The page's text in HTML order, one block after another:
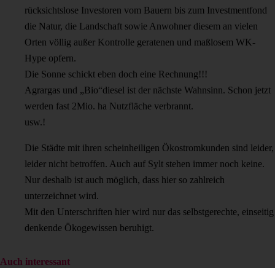
rücksichtslose Investoren vom Bauern bis zum Investmentfond
die Natur, die Landschaft sowie Anwohner diesem an vielen
Orten völlig außer Kontrolle geratenen und maßlosem WK-
Hype opfern.
Die Sonne schickt eben doch eine Rechnung!!!
Agrargas und „Bio“diesel ist der nächste Wahnsinn. Schon jetzt
werden fast 2Mio. ha Nutzfläche verbrannt.
usw.!
Die Städte mit ihren scheinheiligen Ökostromkunden sind leider,
leider nicht betroffen. Auch auf Sylt stehen immer noch keine.
Nur deshalb ist auch möglich, dass hier so zahlreich
unterzeichnet wird.
Mit den Unterschriften hier wird nur das selbstgerechte, einseitig
denkende Ökogewissen beruhigt.
Auch interessant